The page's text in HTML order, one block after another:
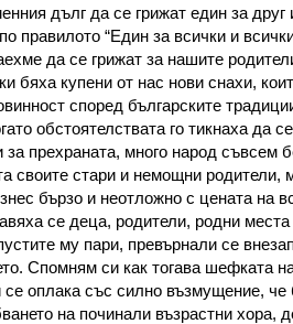
дълг да се грижат един за друг
правилото “Един за всички и
да се грижат за нашите
бяха купени от нас нови снахи,
според българските
обстоятелствата го тикнаха да
за прехраната, много народ съвсем
своите стари и немощни родители,
бързо и неотложно с цената на
се деца, родители, родни места
му пари, превърнали се
Спомням си как тогава шефката
оплака със силно възмущение, че
на починали възрастни хора,